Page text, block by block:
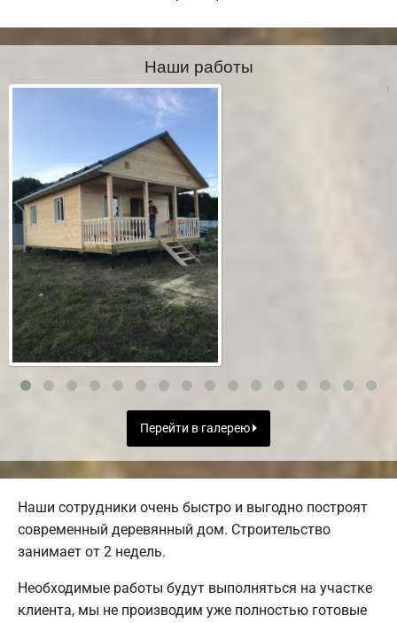
Наши работы
Перейти в галерею
Наши сотрудники очень быстро и выгодно построят
современный деревянный дом. Строительство
занимает от 2 недель.
Необходимые работы будут выполняться на участке
клиента, мы не производим уже полностью готовые